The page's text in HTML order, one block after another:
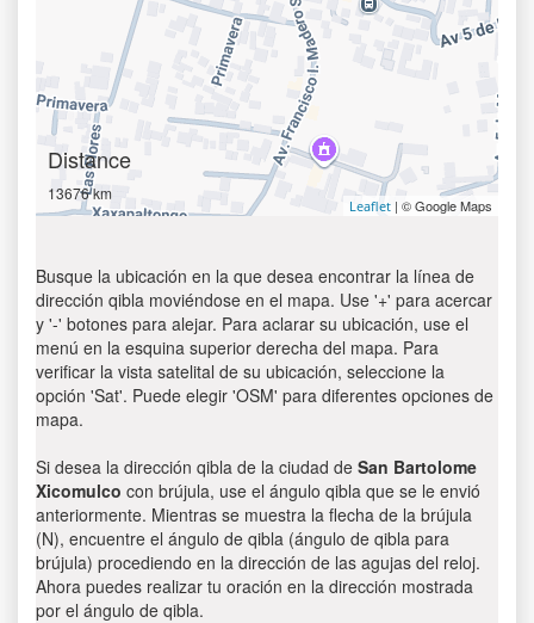
Distance
13676 km
Leaflet | © Google Maps
Busque la ubicación en la que desea encontrar la línea de
dirección qibla moviéndose en el mapa. Use '+' para acercar
y '-' botones para alejar. Para aclarar su ubicación, use el
menú en la esquina superior derecha del mapa. Para
verificar la vista satelital de su ubicación, seleccione la
opción 'Sat'. Puede elegir 'OSM' para diferentes opciones de
mapa.
Si desea la dirección qibla de la ciudad de San Bartolome
Xicomulco con brújula, use el ángulo qibla que se le envió
anteriormente. Mientras se muestra la flecha de la brújula
(N), encuentre el ángulo de qibla (ángulo de qibla para
brújula) procediendo en la dirección de las agujas del reloj.
Ahora puedes realizar tu oración en la dirección mostrada
por el ángulo de qibla.